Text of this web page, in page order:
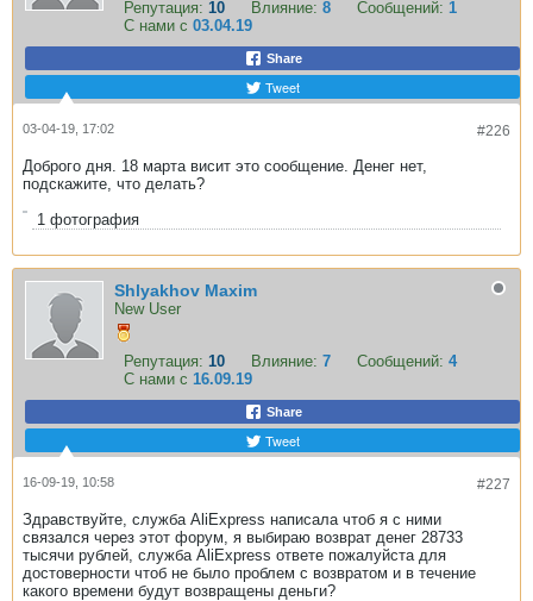
Репутация: 10 Влияние: 8 Сообщений: 1
С нами с 03.04.19
Share
Tweet
#226
03-04-19, 17:02
Доброго дня. 18 марта висит это сообщение. Денег нет,
подскажите, что делать?
1 фотография
Shlyakhov Maxim
New User
Репутация: 10 Влияние: 7 Сообщений: 4
С нами с 16.09.19
Share
Tweet
#227
16-09-19, 10:58
Здравствуйте, служба AliExpress написала чтоб я с ними
связался через этот форум, я выбираю возврат денег 28733
тысячи рублей, служба AliExpress ответе пожалуйста для
достоверности чтоб не было проблем с возвратом и в течение
какого времени будут возвращены деньги?